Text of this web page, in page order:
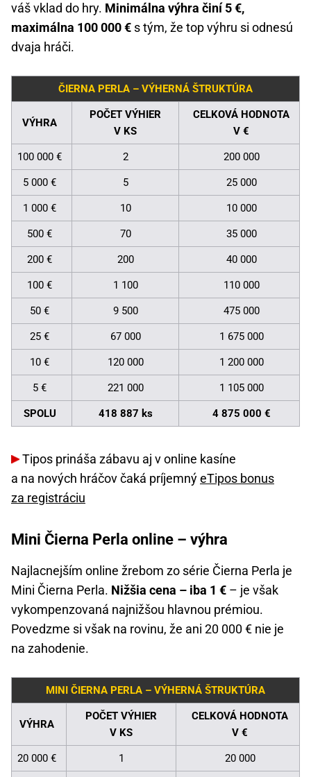
váš vklad do hry. Minimálna výhra činí 5 €,
maximálna 100 000 € s tým, že top výhru si odnesú
dvaja hráči.
ČIERNA PERLA – VÝHERNÁ ŠTRUKTÚRA
VÝHRA
POČET VÝHIER
V KS
CELKOVÁ HODNOTA
V €
100 000 € 2 200 000
5 000 € 5 25 000
1 000 € 10 10 000
500 € 70 35 000
200 € 200 40 000
100 € 1 100 110 000
50 € 9 500 475 000
25 € 67 000 1 675 000
10 € 120 000 1 200 000
5 € 221 000 1 105 000
SPOLU 418 887 ks 4 875 000 €
Tipos prináša zábavu aj v online kasíne
a na nových hráčov čaká príjemnýeTipos bonus
za registráciu
Mini Čierna Perla online – výhra
Najlacnejším online žrebom zo série Čierna Perla je
Mini Čierna Perla. Nižšia cena – iba 1 € – je však
vykompenzovaná najnižšou hlavnou prémiou.
Povedzme si však na rovinu, že ani 20 000 € nie je
na zahodenie.
MINI ČIERNA PERLA – VÝHERNÁ ŠTRUKTÚRA
VÝHRA
POČET VÝHIER
V KS
CELKOVÁ HODNOTA
V €
20 000 € 1 20 000